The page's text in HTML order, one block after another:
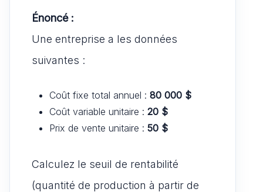
Énoncé :
Une entreprise a les données
suivantes :
Coût fixe total annuel : 80 000 $
Coût variable unitaire : 20 $
Prix de vente unitaire : 50 $
Calculez le seuil de rentabilité
(quantité de production à partir de